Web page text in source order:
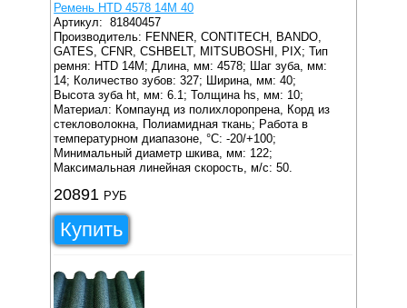
Ремень HTD 4578 14M 40
Артикул:81840457
Производитель: FENNER, CONTITECH, BANDO,
GATES, CFNR, CSHBELT, MITSUBOSHI, PIX; Тип
ремня: HTD 14M; Длина, мм: 4578; Шаг зуба, мм:
14; Количество зубов: 327; Ширина, мм: 40;
Высота зуба ht, мм: 6.1; Толщина hs, мм: 10;
Материал: Компаунд из полихлоропрена, Корд из
стекловолокна, Полиамидная ткань; Работа в
температурном диапазоне, °C: -20/+100;
Минимальный диаметр шкива, мм: 122;
Максимальная линейная скорость, м/с: 50.
20891 РУБ
Купить